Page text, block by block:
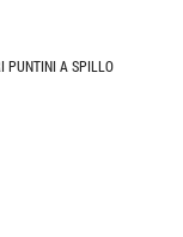
PUNTINI A SPILLO